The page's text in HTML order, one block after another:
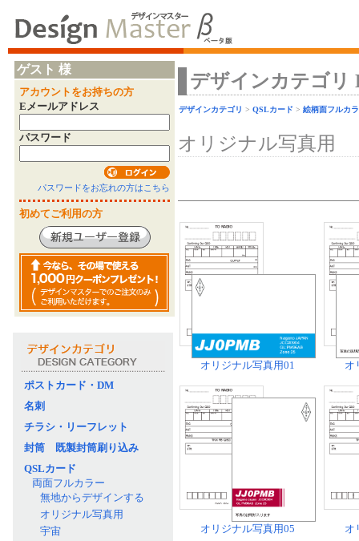
ゲスト 様
アカウントをお持ちの方
Eメールアドレス
パスワード
パスワードをお忘れの方はこちら
初めてご利用の方
ポストカード・DM
名刺
チラシ・リーフレット
封筒 既製封筒刷り込み
QSLカード
両面フルカラー
無地からデザインする
オリジナル写真用
宇宙
デザインカテゴリ
デザインカテゴリ > QSLカード > 絵柄面フルカ
オリジナル写真用
オリジナル写真用01 オ
オリジナル写真用05 オ